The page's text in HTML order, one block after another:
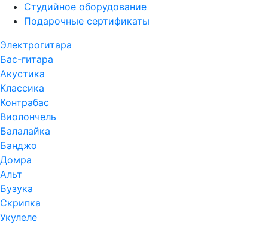
Студийное оборудование
Подарочные сертификаты
Электрогитара
Бас-гитара
Акустика
Классика
Контрабас
Виолончель
Балалайка
Банджо
Домра
Альт
Бузука
Скрипка
Укулеле